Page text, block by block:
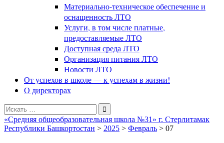
Материально-техническое обеспечение и
оснащенность ЛТО
Услуги, в том числе платные,
предоставляемые ЛТО
Доступная среда ЛТО
Организация питания ЛТО
Новости ЛТО
От успехов в школе — к успехам в жизни!
О директорах
Поиск
для:
«Средняя общеобразовательная школа №31» г. Стерлитамак
Республики Башкортостан > 2025 > Февраль > 07